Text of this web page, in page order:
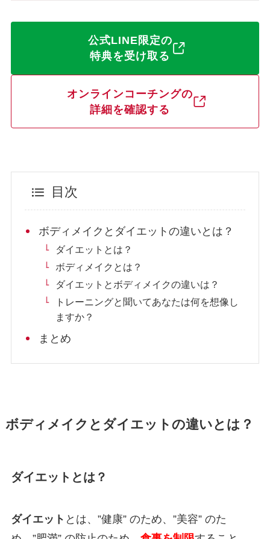
公式LINE限定の
特典を受け取る
オンラインコーチングの
詳細を確認する
目次
ボディメイクとダイエットの違いとは？
ダイエットとは？
ボディメイクとは？
ダイエットとボディメイクの違いは？
トレーニングと聞いてあなたは何を想像し
ますか？
まとめ
ボディメイクとダイエットの違いとは？
ダイエットとは？
ダイエット とは、”健康” のため、”美容” のた